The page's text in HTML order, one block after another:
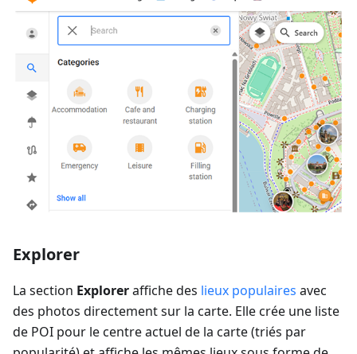
Explorer
La section Exploreraffiche des lieux populaires avec
des photos directement sur la carte. Elle crée une liste
de POI pour le centre actuel de la carte (triés par